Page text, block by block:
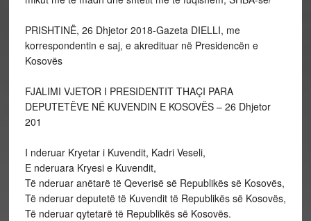
PRISHTINË, 26 Dhjetor 2018-Gazeta DIELLI, me
korrespondentin e saj, e akredituar në Presidencën e
Kosovës
FJALIMI VJETOR I PRESIDENTIT THAÇI PARA
DEPUTETËVE NË KUVENDIN E KOSOVËS – 26 Dhjetor
201
I nderuar Kryetar i Kuvendit, Kadri Veseli,
E nderuara Kryesi e Kuvendit,
Të nderuar anëtarë të Qeverisë së Republikës së Kosovës,
Të nderuar deputetë të Kuvendit të Republikës së Kosovës,
Të nderuar qytetarë të Republikës së Kosovës.